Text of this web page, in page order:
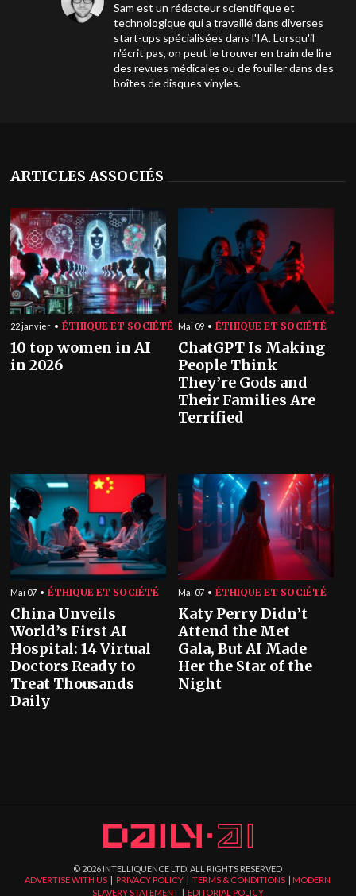
Sam est un rédacteur scientifique et
technologique qui a travaillé dans diverses
start-ups spécialisées dans l'IA. Lorsqu'il
n'écrit pas, on peut le trouver en train de lire
des revues médicales ou de fouiller dans des
boîtes de disques vinyles.
ARTICLES ASSOCIÉS
22 janvier ÉTHIQUE ET SOCIÉTÉ
10 top women in AI
in 2026
Mai 09 ÉTHIQUE ET SOCIÉTÉ
ChatGPT Is Making
People Think
They’re Gods and
Their Families Are
Terrified
Mai 07 ÉTHIQUE ET SOCIÉTÉ
China Unveils
World’s First AI
Hospital: 14 Virtual
Doctors Ready to
Treat Thousands
Daily
Mai 07 ÉTHIQUE ET SOCIÉTÉ
Katy Perry Didn’t
Attend the Met
Gala, But AI Made
Her the Star of the
Night
© 2026 INTELLIQUENCE LTD. ALL RIGHTS RESERVED
ADVERTISE WITH US | PRIVACY POLICY |TERMS & CONDITIONS | MODERN
SLAVERY STATEMENT| EDITORIAL POLICY